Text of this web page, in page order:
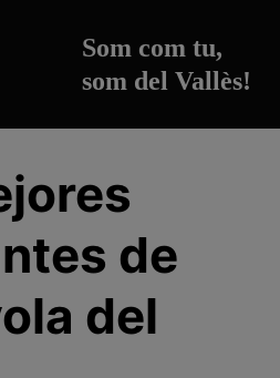
Som com tu,
som del Vallès!
de
del